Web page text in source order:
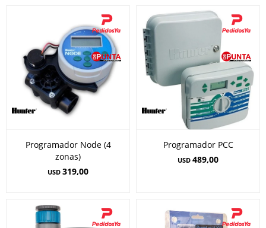
Programador Node (4
zonas)
USD 319,00
Programador PCC
USD 489,00